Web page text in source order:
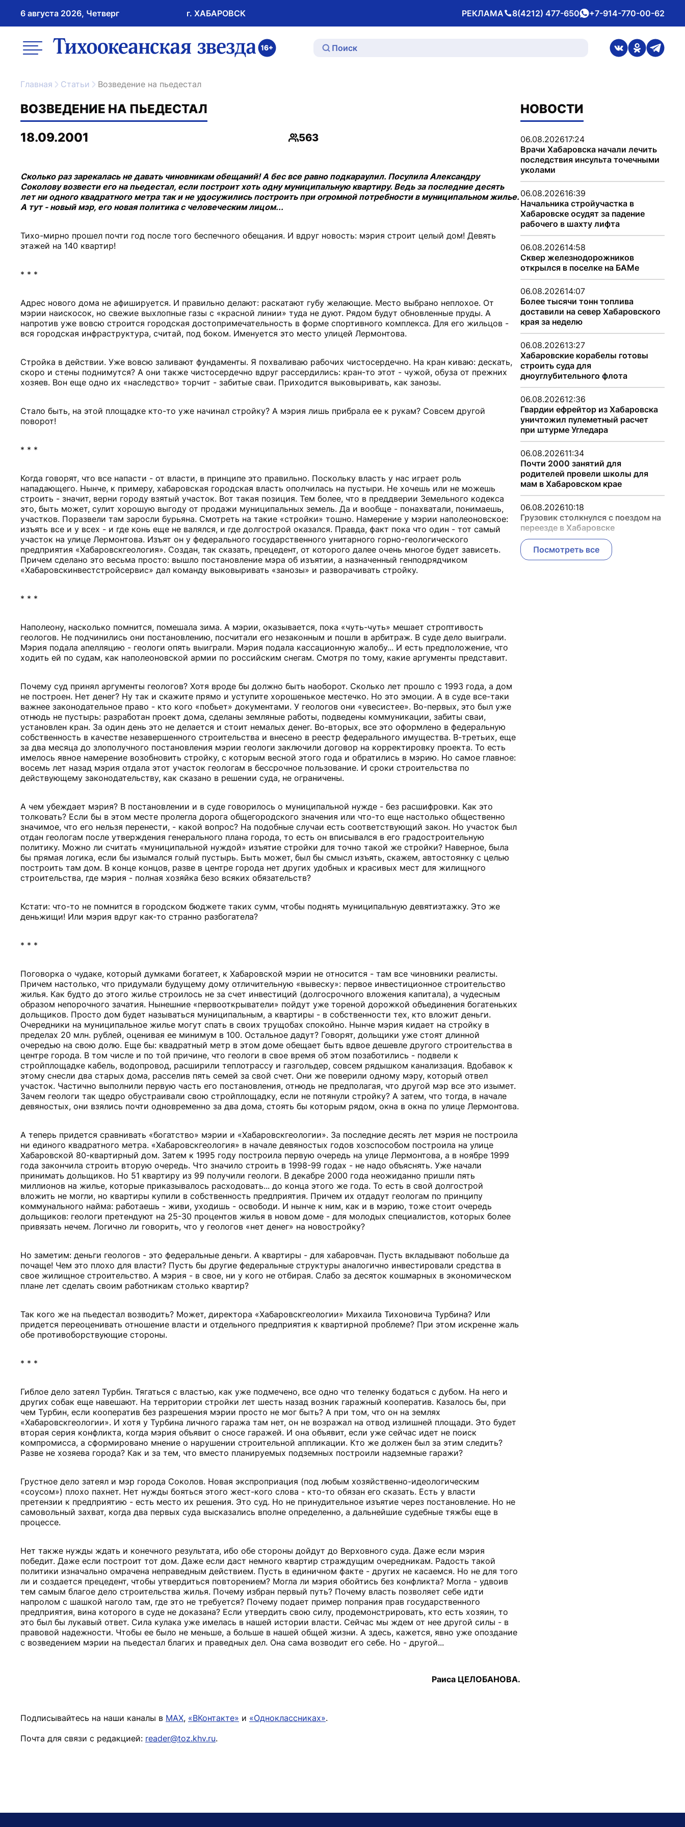
6 августа 2026, Четверг г. ХАБАРОВСК РЕКЛАМА
Телефон 8(4212) 477-650whatsApp
+7-914-770-00-62
меню ссылка на главную
ссылка на
ссылка на
Главная Статьи Возведение на пьедестал
ВОЗВЕДЕНИЕ НА ПЬЕДЕСТАЛ
18.09.2001
Просмотры
563
Сколько раз зарекалась не давать чиновникам обещаний! А бес все равно подкараулил. Посулила Александру
Соколову возвести его на пьедестал, если построит хоть одну муниципальную квартиру. Ведь за последние десять
лет ни одного квадратного метра так и не удосужились построить при огромной потребности в муниципальном жилье.
А тут - новый мэр, его новая политика с человеческим лицом...
Тихо-мирно прошел почти год после того беспечного обещания. И вдруг новость: мэрия строит целый дом! Девять
этажей на 140 квартир!
* * *
Адрес нового дома не афишируется. И правильно делают: раскатают губу желающие. Место выбрано неплохое. От
мэрии наискосок, но свежие выхлопные газы с «красной линии» туда не дуют. Рядом будут обновленные пруды. А
напротив уже вовсю строится городская достопримечательность в форме спортивного комплекса. Для его жильцов -
вся городская инфраструктура, считай, под боком. Именуется это место улицей Лермонтова.
Стройка в действии. Уже вовсю заливают фундаменты. Я похваливаю рабочих чистосердечно. На кран киваю: дескать,
скоро и стены поднимутся? А они также чистосердечно вдруг рассердились: кран-то этот - чужой, обуза от прежних
хозяев. Вон еще одно их «наследство» торчит - забитые сваи. Приходится выковыривать, как занозы.
Стало быть, на этой площадке кто-то уже начинал стройку? А мэрия лишь прибрала ее к рукам? Совсем другой
поворот!
* * *
Когда говорят, что все напасти - от власти, в принципе это правильно. Поскольку власть у нас играет роль
нападающего. Нынче, к примеру, хабаровская городская власть ополчилась на пустыри. Не хочешь или не можешь
строить - значит, верни городу взятый участок. Вот такая позиция. Тем более, что в преддверии Земельного кодекса
это, быть может, сулит хорошую выгоду от продажи муниципальных земель. Да и вообще - понахватали, понимаешь,
участков. Поразвели там заросли бурьяна. Смотреть на такие «стройки» тошно. Намерение у мэрии наполеоновское:
изъять все и у всех - и где конь еще не валялся, и где долгострой оказался. Правда, факт пока что один - тот самый
участок на улице Лермонтова. Изъят он у федерального государственного унитарного горно-геологического
предприятия «Хабаровскгеология». Создан, так сказать, прецедент, от которого далее очень многое будет зависеть.
Причем сделано это весьма просто: вышло постановление мэра об изъятии, а назначенный генподрядчиком
«Хабаровскинвестстройсервис» дал команду выковыривать «занозы» и разворачивать стройку.
* * *
Наполеону, насколько помнится, помешала зима. А мэрии, оказывается, пока «чуть-чуть» мешает строптивость
геологов. Не подчинились они постановлению, посчитали его незаконным и пошли в арбитраж. В суде дело выиграли.
Мэрия подала апелляцию - геологи опять выиграли. Мэрия подала кассационную жалобу... И есть предположение, что
ходить ей по судам, как наполеоновской армии по российским снегам. Смотря по тому, какие аргументы представит.
Почему суд принял аргументы геологов? Хотя вроде бы должно быть наоборот. Сколько лет прошло с 1993 года, а дом
не построен. Нет денег? Ну так и скажите прямо и уступите хорошенькое местечко. Но это эмоции. А в суде все-таки
важнее законодательное право - кто кого «побьет» документами. У геологов они «увесистее». Во-первых, это был уже
отнюдь не пустырь: разработан проект дома, сделаны земляные работы, подведены коммуникации, забиты сваи,
установлен кран. За один день это не делается и стоит немалых денег. Во-вторых, все это оформлено в федеральную
собственность в качестве незавершенного строительства и внесено в реестр федерального имущества. В-третьих, еще
за два месяца до злополучного постановления мэрии геологи заключили договор на корректировку проекта. То есть
имелось явное намерение возобновить стройку, с которым весной этого года и обратились в мэрию. Но самое главное:
восемь лет назад мэрия отдала этот участок геологам в бессрочное пользование. И сроки строительства по
действующему законодательству, как сказано в решении суда, не ограничены.
А чем убеждает мэрия? В постановлении и в суде говорилось о муниципальной нужде - без расшифровки. Как это
толковать? Если бы в этом месте пролегла дорога общегородского значения или что-то еще настолько общественно
значимое, что его нельзя перенести, - какой вопрос? На подобные случаи есть соответствующий закон. Но участок был
отдан геологам после утверждения генерального плана города, то есть он вписывался в его градостроительную
политику. Можно ли считать «муниципальной нуждой» изъятие стройки для точно такой же стройки? Наверное, была
бы прямая логика, если бы изымался голый пустырь. Быть может, был бы смысл изъять, скажем, автостоянку с целью
построить там дом. В конце концов, разве в центре города нет других удобных и красивых мест для жилищного
строительства, где мэрия - полная хозяйка безо всяких обязательств?
Кстати: что-то не помнится в городском бюджете таких сумм, чтобы поднять муниципальную девятиэтажку. Это же
деньжищи! Или мэрия вдруг как-то странно разбогатела?
* * *
Поговорка о чудаке, который думками богатеет, к Хабаровской мэрии не относится - там все чиновники реалисты.
Причем настолько, что придумали будущему дому отличительную «вывеску»: первое инвестиционное строительство
жилья. Как будто до этого жилье строилось не за счет инвестиций (долгосрочного вложения капитала), а чудесным
образом непорочного зачатия. Нынешние «первооткрыватели» пойдут уже тореной дорожкой объединения богатеньких
дольщиков. Просто дом будет называться муниципальным, а квартиры - в собственности тех, кто вложит деньги.
Очередники на муниципальное жилье могут спать в своих трущобах спокойно. Нынче мэрия кидает на стройку в
пределах 20 млн. рублей, оценивая ее минимум в 100. Остальное дадут? Говорят, дольщики уже стоят длинной
очередью на свою долю. Еще бы: квадратный метр в этом доме обещает быть вдвое дешевле другого строительства в
центре города. В том числе и по той причине, что геологи в свое время об этом позаботились - подвели к
стройплощадке кабель, водопровод, расширили теплотрассу и газгольдер, совсем рядышком канализация. Вдобавок к
этому снесли два старых дома, расселив пять семей за свой счет. Они же поверили одному мэру, который отвел
участок. Частично выполнили первую часть его постановления, отнюдь не предполагая, что другой мэр все это изымет.
Зачем геологи так щедро обустраивали свою стройплощадку, если не потянули стройку? А затем, что тогда, в начале
девяностых, они взялись почти одновременно за два дома, стоять бы которым рядом, окна в окна по улице Лермонтова.
А теперь придется сравнивать «богатство» мэрии и «Хабаровскгеологии». За последние десять лет мэрия не построила
ни единого квадратного метра. «Хабаровскгеология» в начале девяностых годов хозспособом построила на улице
Хабаровской 80-квартирный дом. Затем к 1995 году построила первую очередь на улице Лермонтова, а в ноябре 1999
года закончила строить вторую очередь. Что значило строить в 1998-99 годах - не надо объяснять. Уже начали
принимать дольщиков. Но 51 квартиру из 99 получили геологи. В декабре 2000 года неожиданно пришли пять
миллионов на жилье, которые приказывалось расходовать... до конца этого же года. То есть в свой долгострой
вложить не могли, но квартиры купили в собственность предприятия. Причем их отдадут геологам по принципу
коммунального найма: работаешь - живи, уходишь - освободи. И нынче к ним, как и в мэрию, тоже стоит очередь
дольщиков: геологи претендуют на 25-30 процентов жилья в новом доме - для молодых специалистов, которых более
привязать нечем. Логично ли говорить, что у геологов «нет денег» на новостройку?
Но заметим: деньги геологов - это федеральные деньги. А квартиры - для хабаровчан. Пусть вкладывают побольше да
почаще! Чем это плохо для власти? Пусть бы другие федеральные структуры аналогично инвестировали средства в
свое жилищное строительство. А мэрия - в свое, ни у кого не отбирая. Слабо за десяток кошмарных в экономическом
плане лет сделать своим работникам столько квартир?
Так кого же на пьедестал возводить? Может, директора «Хабаровскгеологии» Михаила Тихоновича Турбина? Или
придется переоценивать отношение власти и отдельного предприятия к квартирной проблеме? При этом искренне жаль
обе противоборствующие стороны.
* * *
Гиблое дело затеял Турбин. Тягаться с властью, как уже подмечено, все одно что теленку бодаться с дубом. На него и
других собак еще навешают. На территории стройки лет шесть назад возник гаражный кооператив. Казалось бы, при
чем Турбин, если кооператив без разрешения мэрии просто не мог быть? А при том, что он на землях
«Хабаровскгеологии». И хотя у Турбина личного гаража там нет, он не возражал на отвод излишней площади. Это будет
вторая серия конфликта, когда мэрия объявит о сносе гаражей. И она объявит, если уже сейчас идет не поиск
компромисса, а сформировано мнение о нарушении строительной аппликации. Кто же должен был за этим следить?
Разве не хозяева города? Как и за тем, что вместо планируемых подземных построили надземные гаражи?
Грустное дело затеял и мэр города Соколов. Новая экспроприация (под любым хозяйственно-идеологическим
«соусом») плохо пахнет. Нет нужды бояться этого жест-кого слова - кто-то обязан его сказать. Есть у власти
претензии к предприятию - есть место их решения. Это суд. Но не принудительное изъятие через постановление. Но не
самовольный захват, когда два первых суда высказались вполне определенно, а дальнейшие судебные тяжбы еще в
процессе.
Нет также нужды ждать и конечного результата, ибо обе стороны дойдут до Верховного суда. Даже если мэрия
победит. Даже если построит тот дом. Даже если даст немного квартир страждущим очередникам. Радость такой
политики изначально омрачена неправедным действием. Пусть в единичном факте - других не касаемся. Но не для того
ли и создается прецедент, чтобы утвердиться повторением? Могла ли мэрия обойтись без конфликта? Могла - удвоив
тем самым благое дело строительства жилья. Почему избран первый путь? Почему власть позволяет себе идти
напролом с шашкой наголо там, где это не требуется? Почему подает пример попрания прав государственного
предприятия, вина которого в суде не доказана? Если утвердить свою силу, продемонстрировать, кто есть хозяин, то
это был бы лукавый ответ. Сила кулака уже имелась в нашей истории власти. Сейчас мы ждем от нее другой силы - в
правовой надежности. Чтобы ее было не меньше, а больше в нашей общей жизни. А здесь, кажется, явно уже опоздание
с возведением мэрии на пьедестал благих и праведных дел. Она сама возводит его себе. Но - другой...
Раиса ЦЕЛОБАНОВА.
Подписывайтесь на наши каналы в MAX, «ВКонтакте» и «Одноклассниках».
Почта для связи с редакцией: reader@toz.khv.ru.
НОВОСТИ
06.08.202617:24
Врачи Хабаровска начали лечить
последствия инсульта точечными
уколами
06.08.202616:39
Начальника стройучастка в
Хабаровске осудят за падение
рабочего в шахту лифта
06.08.202614:58
Сквер железнодорожников
открылся в поселке на БАМе
06.08.202614:07
Более тысячи тонн топлива
доставили на север Хабаровского
края за неделю
06.08.202613:27
Хабаровские корабелы готовы
строить суда для
дноуглубительного флота
06.08.202612:36
Гвардии ефрейтор из Хабаровска
уничтожил пулеметный расчет
при штурме Угледара
06.08.202611:34
Почти 2000 занятий для
родителей провели школы для
мам в Хабаровском крае
06.08.202610:18
Грузовик столкнулся с поездом на
переезде в Хабаровске
Посмотреть все